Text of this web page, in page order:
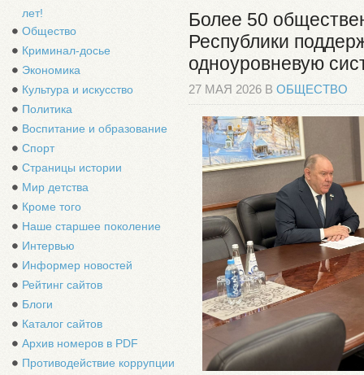
лет!
Общество
Криминал-досье
Экономика
Культура и искусство
Политика
Воспитание и образование
Спорт
Страницы истории
Мир детства
Кроме того
Наше старшее поколение
Интервью
Информер новостей
Рейтинг сайтов
Блоги
Каталог сайтов
Архив номеров в PDF
Противодействие коррупции
Более 50
Республики
одноуровневую
27 МАЯ 2026 В ОБЩЕСТВО